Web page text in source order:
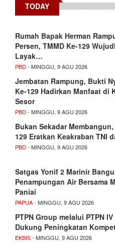
TODAY
Rumah Bapak Herman
Persen, TMMD Ke-129
Layak…
PBD- MINGGU, 9 AGU 2026
Jembatan Rampung, Bukti
Ke-129 Hadirkan Manfaat di
Sesor
PBD- MINGGU, 9 AGU 2026
Bukan Sekadar Membangun,
129 Eratkan Keakraban TNI
PBD- MINGGU, 9 AGU 2026
Satgas Yonif 2 Marinir
Penampungan Air Bersama
Paniai
PAPUA- MINGGU, 9 AGU 2026
PTPN Group melalui PTPN
Dukung Peningkatan
EKBIS- MINGGU, 9 AGU 2026